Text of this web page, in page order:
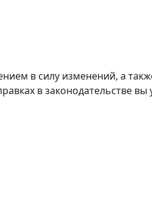
в силу изменений, а
в законодательстве вы